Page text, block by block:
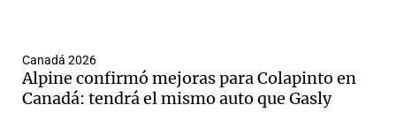
Canadá 2026
Alpine confirmó mejoras para Colapinto en
Canadá: tendrá el mismo auto que Gasly